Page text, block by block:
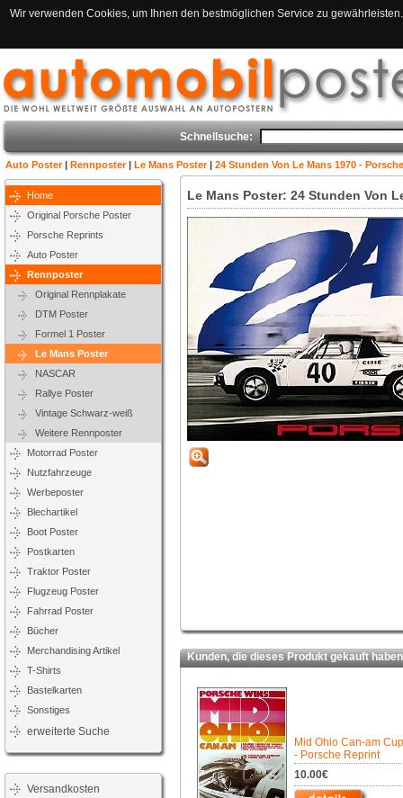
Wir verwenden Cookies, um Ihnen den bestmöglichen Service zu
Schnellsuche:
Auto Poster| Rennposter| Le Mans Poster| 24 Stunden Von Le Mans 1970 -
Home
Original Porsche Poster
Porsche Reprints
Auto Poster
Rennposter
Original Rennplakate
DTM Poster
Formel 1 Poster
Le Mans Poster
NASCAR
Rallye Poster
Vintage Schwarz-weiß
Weitere Rennposter
Motorrad Poster
Nutzfahrzeuge
Werbeposter
Blechartikel
Boot Poster
Postkarten
Traktor Poster
Flugzeug Poster
Fahrrad Poster
Bücher
Merchandising Artikel
T-Shirts
Bastelkarten
Sonstiges
erweiterte Suche
Versandkosten
Le Mans Poster: 24 Stunden Von
Kunden, die dieses Produkt gekauft
Mid Ohio Can-am
- Porsche Reprint
10.00€